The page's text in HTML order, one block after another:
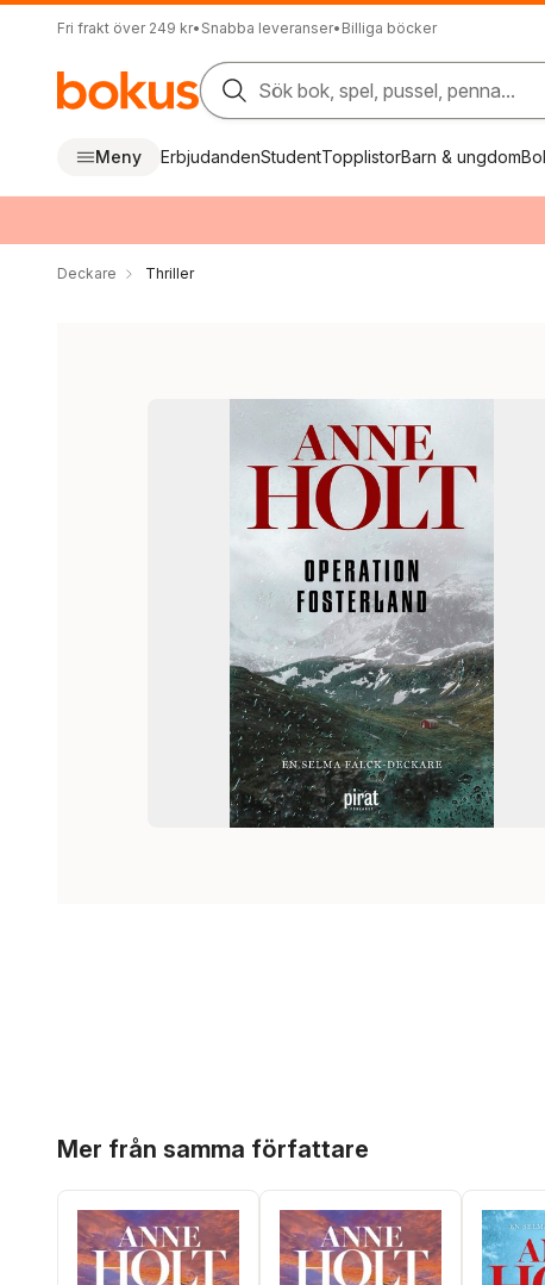
Fri frakt över 249 kr• Snabba leveranser• Billiga böcker
Sök bok, spel, pussel, penna...
Meny ErbjudandenStudentTopplistorBarn & ungdom
Deckare Thriller
Mer från samma författare